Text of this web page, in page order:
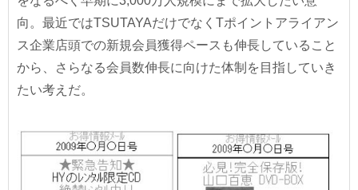
向。最近ではTSUTAYAだけでなくTポイントアライアン
ス企業店頭での新規会員獲得ペースも伸長していること
から、さらなる会員数伸長に向けた体制を目指していき
たい考えだ。